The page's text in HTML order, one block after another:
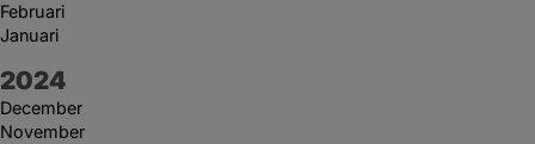
Februari
Januari
År:
2024
December
November